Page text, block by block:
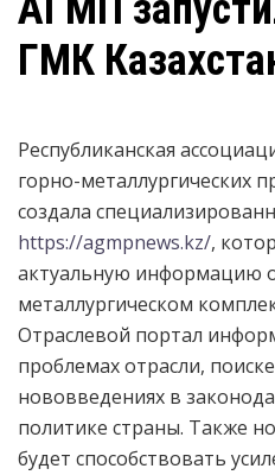
ГМК
Республиканская
горно-металлургических
создала
https://agmpnews.kz/,
актуальную информацию
металлургическом
Отраслевой портал
проблемах отрасли,
нововведениях в
политике страны. Также
будет способствовать